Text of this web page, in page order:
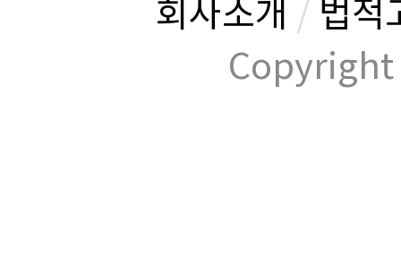
회사소개 / 법적
Copyright